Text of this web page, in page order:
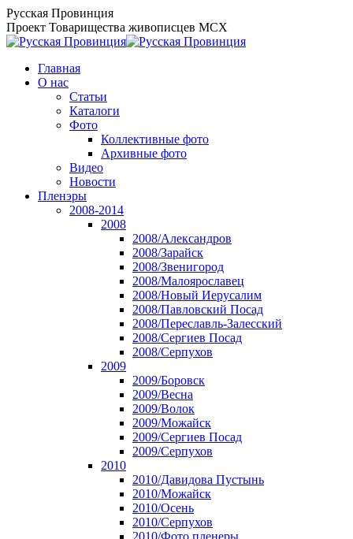
Перейти
к
содержанию
Русская Провинция
Проект Товарищества живописцев МСХ
Главная
О нас
Статьи
Каталоги
Фото
Коллективные фото
Архивные фото
Видео
Новости
Пленэры
2008-2014
2008
2008/Александров
2008/Зарайск
2008/Звенигород
2008/Малоярославец
2008/Новый Иерусалим
2008/Павловский Посад
2008/Переславль-Залесский
2008/Сергиев Посад
2008/Серпухов
2009
2009/Боровск
2009/Весна
2009/Волок
2009/Можайск
2009/Сергиев Посад
2009/Серпухов
2010
2010/Давидова Пустынь
2010/Можайск
2010/Осень
2010/Серпухов
2010/Фото пленеры